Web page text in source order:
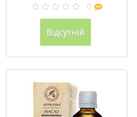
0
Відсутній